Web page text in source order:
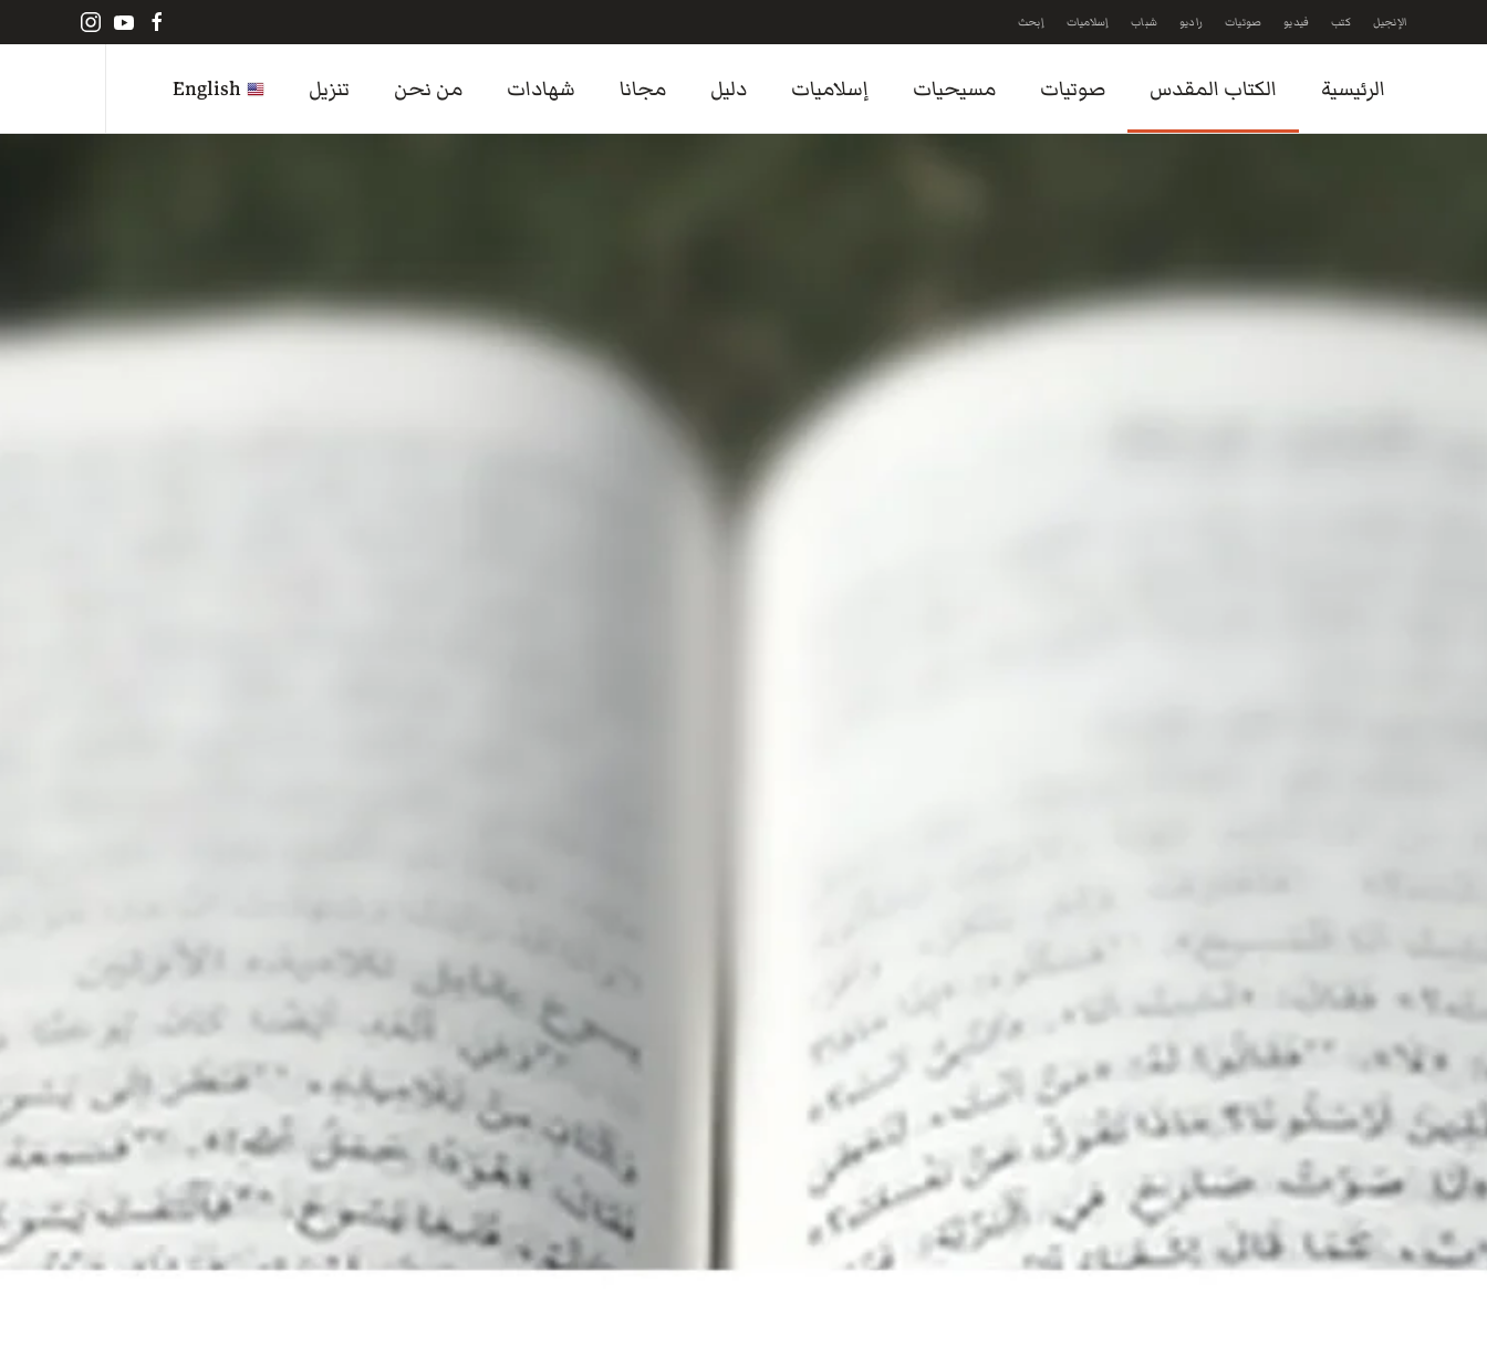
الإنجيل كتب فيديو صوتيات راديو شباب إسلاميات إبحث
الرئيسية الكتاب المقدس صوتيات مسيحيات إسلاميات دليل مجانا شهادات من نحن تنزيل English